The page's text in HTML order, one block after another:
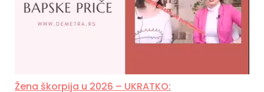
Žena škorpija u 2026 – UKRATKO: